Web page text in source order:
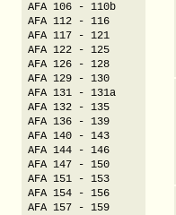
AFA 106 - 110b
AFA 112 - 116
AFA 117 - 121
AFA 122 - 125
AFA 126 - 128
AFA 129 - 130
AFA 131 - 131a
AFA 132 - 135
AFA 136 - 139
AFA 140 - 143
AFA 144 - 146
AFA 147 - 150
AFA 151 - 153
AFA 154 - 156
AFA 157 - 159